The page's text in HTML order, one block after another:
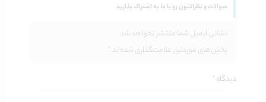
سوالات و نظراتتون رو با ما به اشتراک بذارید
نشانی ایمیل شما منتشر نخواهد شد.
بخش‌های موردنیاز علامت‌گذاری شده‌اند *
دیدگاه*